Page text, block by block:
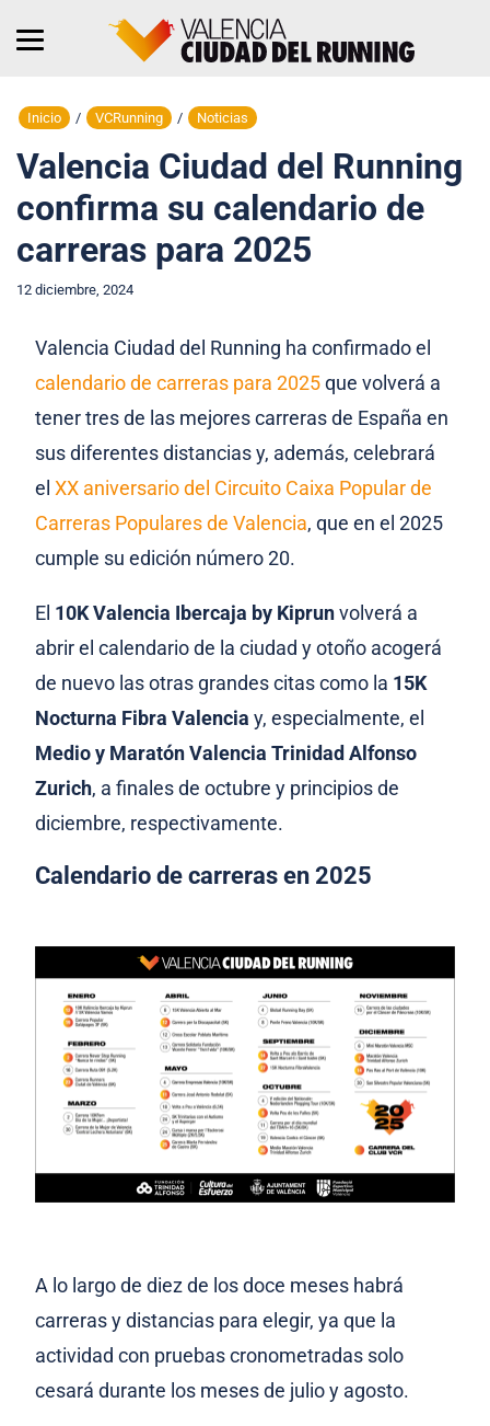
Inicio / VCRunning / Noticias
Valencia Ciudad del Running
confirma su calendario de
carreras para 2025
12 diciembre, 2024
Valencia Ciudad del Running ha confirmado el
calendario de carreras para 2025que volverá a
tener tres de las mejores carreras de España en
sus diferentes distancias y, además, celebrará
elXX aniversario del Circuito Caixa Popular de
Carreras Populares de Valencia, que en el 2025
cumple su edición número 20.
El 10K Valencia Ibercaja by Kiprunvolverá a
abrir el calendario de la ciudad y otoño acogerá
de nuevo las otras grandes citas como la 15K
Nocturna Fibra Valencia y, especialmente, el
Medio y Maratón Valencia Trinidad Alfonso
Zurich, a finales de octubre y principios de
diciembre, respectivamente.
Calendario de carreras en 2025
A lo largo de diez de los doce meses habrá
carreras y distancias para elegir, ya que la
actividad con pruebas cronometradas solo
cesará durante los meses de julio y agosto.